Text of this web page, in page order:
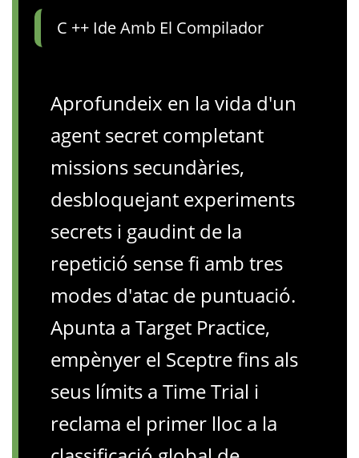
C ++ Ide Amb El Compilador
Aprofundeix en la vida d'un
agent secret completant
missions secundàries,
desbloquejant experiments
secrets i gaudint de la
repetició sense fi amb tres
modes d'atac de puntuació.
Apunta a Target Practice,
empènyer el Sceptre fins als
seus límits a Time Trial i
reclama el primer lloc a la